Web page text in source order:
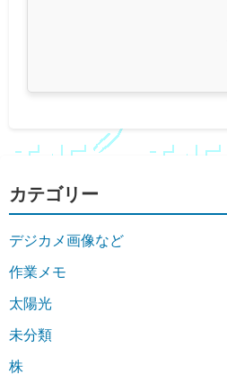
カテゴリー
デジカメ画像など
作業メモ
太陽光
未分類
株